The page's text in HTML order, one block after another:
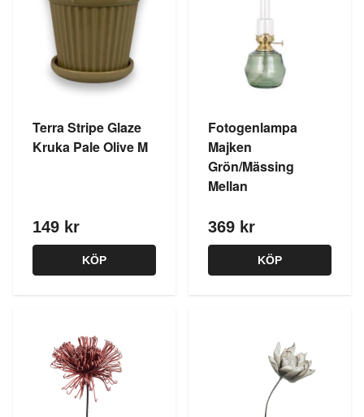
Terra Stripe Glaze
Kruka Pale Olive M
149 kr
KÖP
Fotogenlampa
Majken
Grön/Mässing
Mellan
369 kr
KÖP